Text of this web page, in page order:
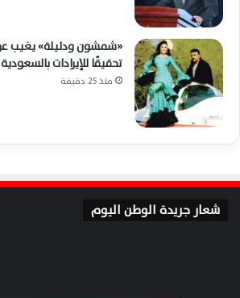
تحقيقًا للإيرادات بالسعودية
منذ 25 دقيقة
شعار جريدة الوطن اليوم